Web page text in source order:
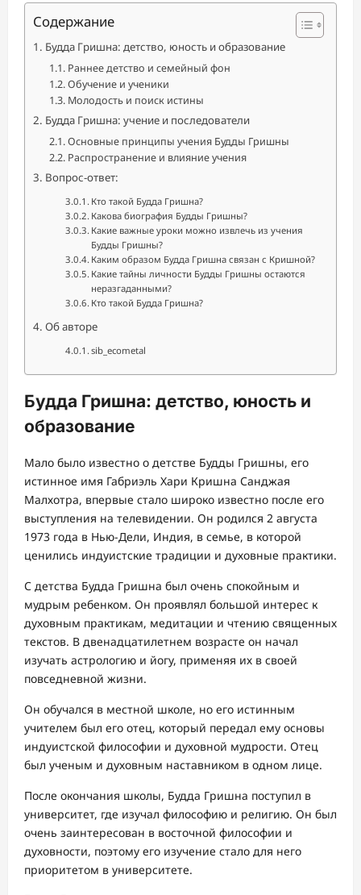
Содержание
Будда Гришна: детство, юность и образование
Раннее детство и семейный фон
Обучение и ученики
Молодость и поиск истины
Будда Гришна: учение и последователи
Основные принципы учения Будды Гришны
Распространение и влияние учения
Вопрос-ответ:
Кто такой Будда Гришна?
Какова биография Будды Гришны?
Какие важные уроки можно извлечь из учения
Будды Гришны?
Каким образом Будда Гришна связан с Кришной?
Какие тайны личности Будды Гришны остаются
неразгаданными?
Кто такой Будда Гришна?
Об авторе
sib_ecometal
Будда Гришна: детство, юность и
образование
Мало было известно о детстве Будды Гришны, его
истинное имя Габриэль Хари Кришна Санджая
Малхотра, впервые стало широко известно после его
выступления на телевидении. Он родился 2 августа
1973 года в Нью-Дели, Индия, в семье, в которой
ценились индуистские традиции и духовные практики.
С детства Будда Гришна был очень спокойным и
мудрым ребенком. Он проявлял большой интерес к
духовным практикам, медитации и чтению священных
текстов. В двенадцатилетнем возрасте он начал
изучать астрологию и йогу, применяя их в своей
повседневной жизни.
Он обучался в местной школе, но его истинным
учителем был его отец, который передал ему основы
индуистской философии и духовной мудрости. Отец
был ученым и духовным наставником в одном лице.
После окончания школы, Будда Гришна поступил в
университет, где изучал философию и религию. Он был
очень заинтересован в восточной философии и
духовности, поэтому его изучение стало для него
приоритетом в университете.